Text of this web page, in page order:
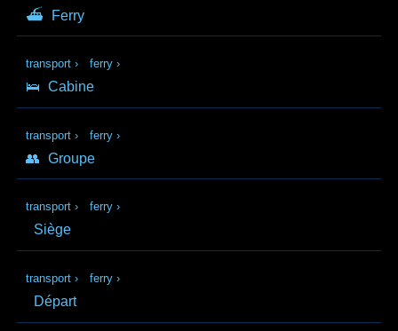
⛴ Ferry
transport › ferry ›
🛌 Cabine
transport › ferry ›
👥 Groupe
transport › ferry ›
Siège
transport › ferry ›
Départ